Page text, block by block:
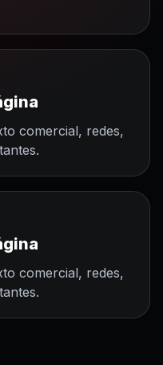
comercial, redes,
comercial, redes,